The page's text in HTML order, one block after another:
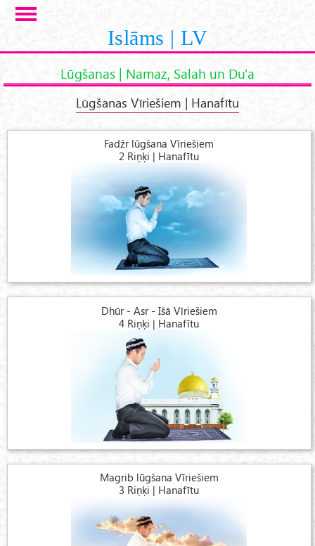
Skip to main content
Islāms | LV
Lūgšanas | Namaz, Salah un Du'a
Lūgšanas Vīriešiem | Hanafītu
Fadžr lūgšana Vīriešiem
2 Riņķi | Hanafītu
Dhūr - Asr - Išā Vīriešiem
4 Riņķi | Hanafītu
Magrib lūgšana Vīriešiem
3 Riņķi | Hanafītu